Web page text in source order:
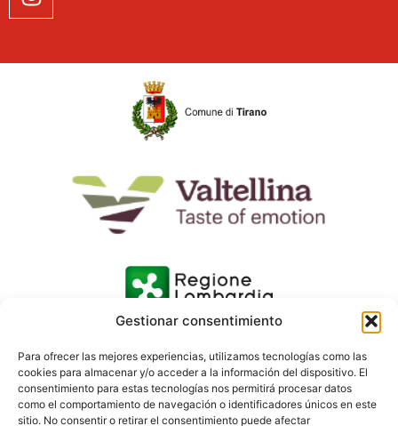
Gestionar consentimiento
Para ofrecer las mejores experiencias, utilizamos tecnologías como las
cookies para almacenar y/o acceder a la información del dispositivo. El
consentimiento para estas tecnologías nos permitirá procesar datos
como el comportamiento de navegación o identificadores únicos en este
sitio. No consentir o retirar el consentimiento puede afectar